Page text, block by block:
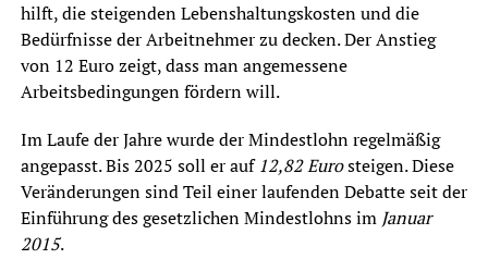
hilft, die steigenden Lebenshaltungskosten und die
Bedürfnisse der Arbeitnehmer zu decken. Der Anstieg
von 12 Euro zeigt, dass man angemessene
Arbeitsbedingungen fördern will.
Im Laufe der Jahre wurde der Mindestlohn regelmäßig
angepasst. Bis 2025 soll er auf12,82 Eurosteigen. Diese
Veränderungen sind Teil einer laufenden Debatte seit der
Einführung des gesetzlichen Mindestlohns im Januar
2015.